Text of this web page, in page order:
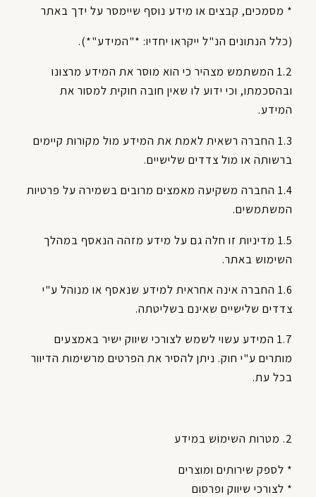
* מסמכים, קבצים או מידע נוסף שיימסר על ידך באתר
(כלל הנתונים הנ"ל ייקראו יחדיו: *"המידע"*).
1.2 המשתמש מצהיר כי הוא מוסר את המידע מרצונו
ובהסכמתו, וכי ידוע לו שאין חובה חוקית למסור את
המידע.
1.3 החברה רשאית לאמת את המידע מול מקורות קיימים
ברשותה או מול צדדים שלישיים.
1.4 החברה משקיעה מאמצים מרובים בשמירה על פרטיות
המשתמשים.
1.5 מדיניות זו חלה גם על מידע מזהה הנאסף במהלך
השימוש באתר.
1.6 החברה אינה אחראית למידע שנאסף או מנוהל ע"י
צדדים שלישיים שאינם בשליטתה.
1.7 המידע עשוי לשמש לצורכי שיווק ישיר באמצעים
מותרים ע"י חוק. ניתן להסיר את הפרטים מרשימות הדיוור
בכל עת.
* לספק שירותים ומוצרים
* לצורכי שיווק ופרסום